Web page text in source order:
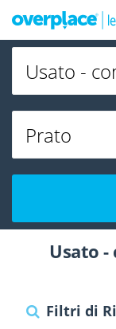
Usato
Filtri di